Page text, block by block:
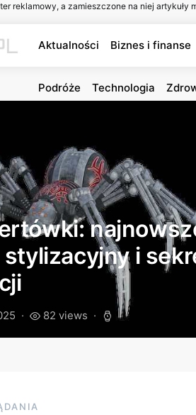
reklamowy, a zamieszczone na niej
Aktualności Biznes i finanse
Podróże Technologia
i
82 views